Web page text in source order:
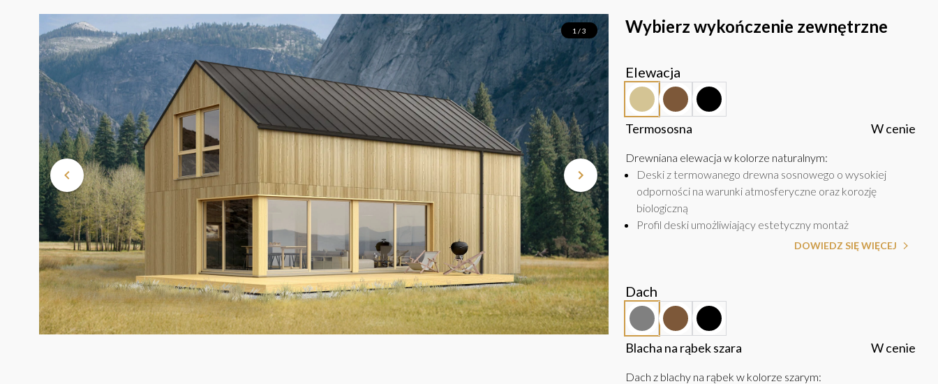
1 / 3 Wybierz wykończenie zewnętrzne
Elewacja
Termososna W cenie
Drewniana elewacja w kolorze naturalnym:
Deski z termowanego drewna sosnowego o wysokiej
odporności na warunki atmosferyczne oraz korozję
biologiczną
Profil deski umożliwiający estetyczny montaż
DOWIEDZ SIĘ WIĘCEJ
Dach
Blacha na rąbek szara W cenie
Dach z blachy na rąbek w kolorze szarym: